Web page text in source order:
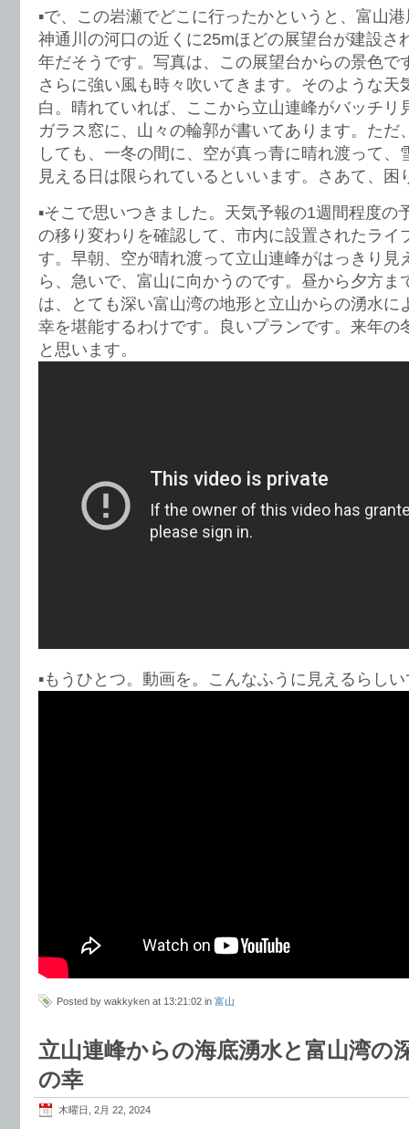
▪️で、この岩瀬でどこに行ったかというと、富山
神通川の河口の近くに25mほどの展望台が建設さ
年だそうです。写真は、この展望台からの景色で
さらに強い風も時々吹いてきます。そのような天
白。晴れていれば、ここから立山連峰がバッチリ
ガラス窓に、山々の輪郭が書いてあります。ただ
しても、一冬の間に、空が真っ青に晴れ渡って、
見える日は限られているといいます。さあて、困
▪️そこで思いつきました。天気予報の1週間程度の
の移り変わりを確認して、市内に設置されたライ
す。早朝、空が晴れ渡って立山連峰がはっきり見
ら、急いで、富山に向かうのです。昼から夕方ま
は、とても深い富山湾の地形と立山からの湧水に
幸を堪能するわけです。良いプランです。来年の
と思います。
▪️もうひとつ。動画を。こんなふうに見えるらし
Posted by wakkyken at 13:21:02 in 富山
立山連峰からの海底湧水と富山湾の
の幸
木曜日, 2月 22, 2024